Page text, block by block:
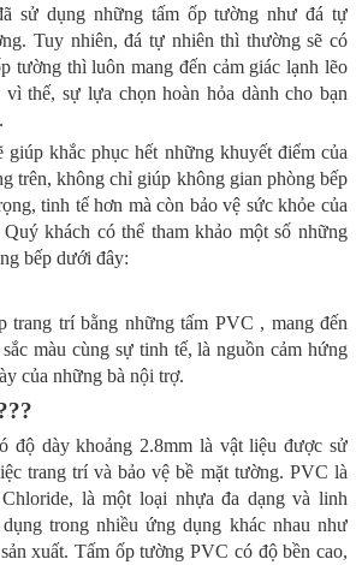
sử dụng những tấm ốp tường như đá tự
Tuy nhiên, đá tự nhiên thì thường sẽ có
tường thì luôn mang đến cảm giác lạnh lẽo
thế, sự lựa chọn hoàn hỏa dành cho bạn
khắc phục hết những khuyết điểm của
trên, không chỉ giúp không gian phòng bếp
tinh tế hơn mà còn bảo vệ sức khỏe của
khách có thể tham khảo một số những
bếp dưới đây:
trang trí bằng những tấm PVC , mang đến
màu cùng sự tinh tế, là nguồn cảm hứng
của những bà nội trợ.
độ dày khoảng 2.8mm là vật liệu được sử
trang trí và bảo vệ bề mặt tường. PVC là
là một loại nhựa đa dạng và linh
trong nhiều ứng dụng khác nhau như
xuất. Tấm ốp tường PVC có độ bền cao,